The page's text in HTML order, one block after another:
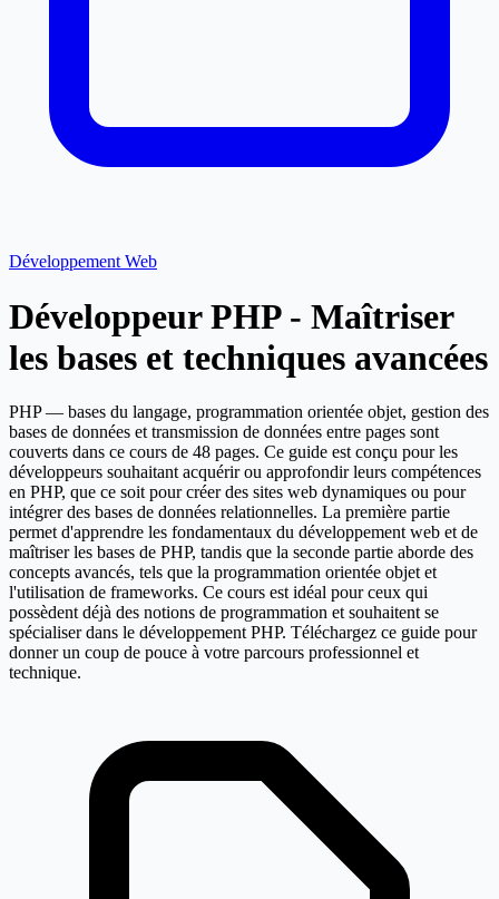
Développement Web
Développeur PHP - Maîtriser
les bases et techniques avancées
PHP — bases du langage, programmation orientée objet, gestion des
bases de données et transmission de données entre pages sont
couverts dans ce cours de 48 pages. Ce guide est conçu pour les
développeurs souhaitant acquérir ou approfondir leurs compétences
en PHP, que ce soit pour créer des sites web dynamiques ou pour
intégrer des bases de données relationnelles. La première partie
permet d'apprendre les fondamentaux du développement web et de
maîtriser les bases de PHP, tandis que la seconde partie aborde des
concepts avancés, tels que la programmation orientée objet et
l'utilisation de frameworks. Ce cours est idéal pour ceux qui
possèdent déjà des notions de programmation et souhaitent se
spécialiser dans le développement PHP. Téléchargez ce guide pour
donner un coup de pouce à votre parcours professionnel et
technique.